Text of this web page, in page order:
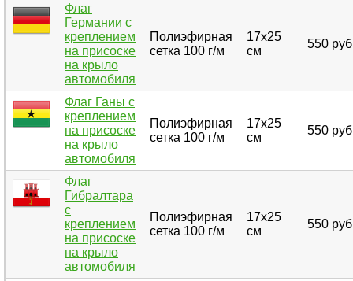
Флаг
Германии с
креплением
на присоске
на крыло
автомобиля
Полиэфирная
сетка 100 г/м
17х25
см
550
Флаг Ганы с
креплением
на присоске
на крыло
автомобиля
Полиэфирная
сетка 100 г/м
17х25
см
550
Флаг
Гибралтара
с
креплением
на присоске
на крыло
автомобиля
Полиэфирная
сетка 100 г/м
17х25
см
550